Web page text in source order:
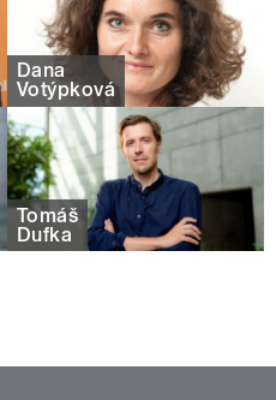
Dana
Votýpková
Tomáš
Dufka